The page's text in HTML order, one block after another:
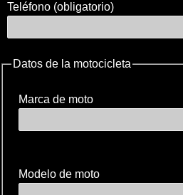
Teléfono (obligatorio)
Datos de la motocicleta
Marca de moto
Modelo de moto